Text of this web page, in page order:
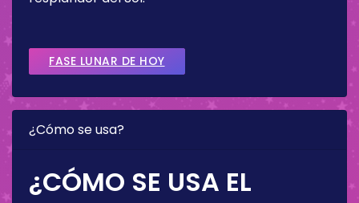
FASE LUNAR DE HOY
¿Cómo se usa?
¿CÓMO SE USA EL